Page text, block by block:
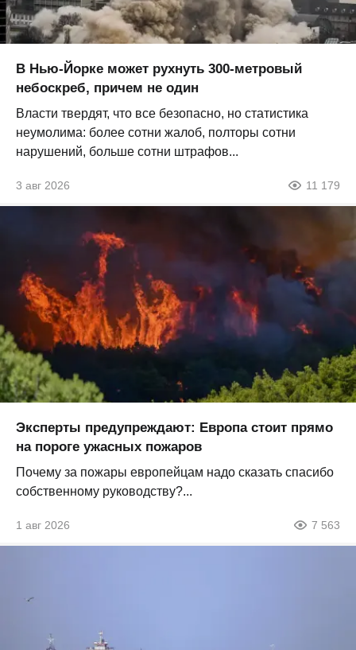
В Нью-Йорке может рухнуть 300-метровый
небоскреб, причем не один
Власти твердят, что все безопасно, но статистика
неумолима: более сотни жалоб, полторы сотни
нарушений, больше сотни штрафов...
3 авг 2026 11 179
Эксперты предупреждают: Европа стоит прямо
на пороге ужасных пожаров
Почему за пожары европейцам надо сказать спасибо
собственному руководству?...
1 авг 2026 7 563